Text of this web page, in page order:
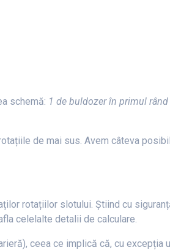
schemă: 1 de buldozer în primul
de mai sus. Avem câteva
rotațiilor slotului. Știind cu
celelalte detalii de calculare.
ceea ce implică că, cu